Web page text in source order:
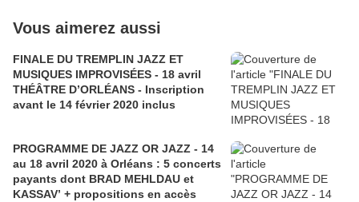
Vous aimerez aussi
FINALE DU TREMPLIN JAZZ ET
MUSIQUES IMPROVISÉES - 18 avril
THÉÂTRE D’ORLÉANS - Inscription
avant le 14 février 2020 inclus
PROGRAMME DE JAZZ OR JAZZ - 14
au 18 avril 2020 à Orléans : 5 concerts
payants dont BRAD MEHLDAU et
KASSAV’ + propositions en accès